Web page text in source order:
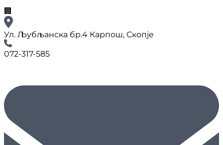
🏢
Ул. Љубљанска бр.4 Карпош, Скопје
072-317-585